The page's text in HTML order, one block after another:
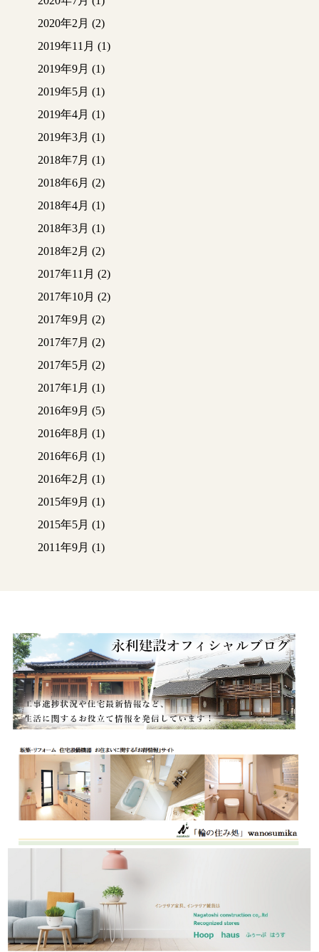
2020年2月 (2)
2019年11月 (1)
2019年9月 (1)
2019年5月 (1)
2019年4月 (1)
2019年3月 (1)
2018年7月 (1)
2018年6月 (2)
2018年4月 (1)
2018年3月 (1)
2018年2月 (2)
2017年11月 (2)
2017年10月 (2)
2017年9月 (2)
2017年7月 (2)
2017年5月 (2)
2017年1月 (1)
2016年9月 (5)
2016年8月 (1)
2016年6月 (1)
2016年2月 (1)
2015年9月 (1)
2015年5月 (1)
2011年9月 (1)